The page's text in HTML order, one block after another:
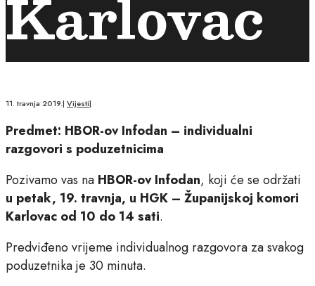
Karlovac
11. travnja 2019.| Vijesti|
Predmet: HBOR-ov Infodan – individualni
razgovori s poduzetnicima
Pozivamo vas na HBOR-ov Infodan, koji će se održati
u petak, 19. travnja, u HGK – Županijskoj komori
Karlovac od 10 do 14 sati.
Predviđeno vrijeme individualnog razgovora za svakog
poduzetnika je 30 minuta.